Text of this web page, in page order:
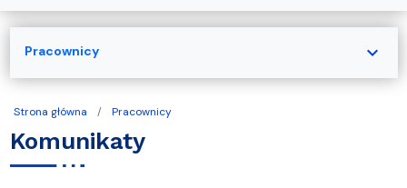
Strona główna Pracownicy
Komunikaty
Pracownicy expand_more